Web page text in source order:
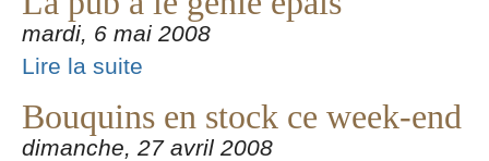
mardi, 6 mai 2008
Lire la suite
Bouquins en stock ce week-end
dimanche, 27 avril 2008